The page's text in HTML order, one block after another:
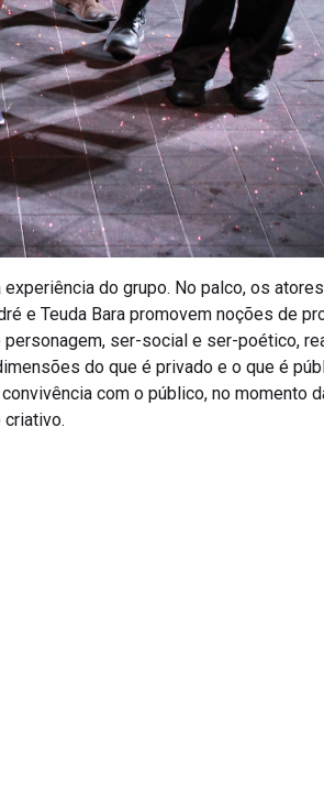
do grupo. No palco, os
e Teuda Bara promovem noções de
ser-social e ser-poético,
do que é privado e o que é
com o público, no momento
criativo.